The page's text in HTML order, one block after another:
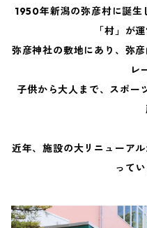
1950年新潟の弥彦村に誕生
「村」が
弥彦神社の敷地にあり、弥
レ
子供から大人まで、スポー
近年、施設の大リニューア
って